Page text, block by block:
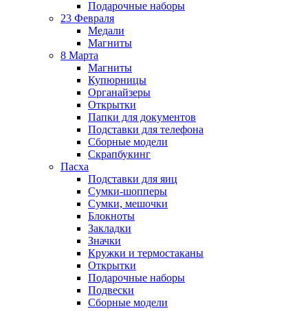
Подарочные наборы
23 Февраля
Медали
Магниты
8 Марта
Магниты
Купюрницы
Органайзеры
Открытки
Папки для документов
Подставки для телефона
Сборные модели
Скрапбукинг
Пасха
Подставки для яиц
Сумки-шопперы
Сумки, мешочки
Блокноты
Закладки
Значки
Кружки и термостаканы
Открытки
Подарочные наборы
Подвески
Сборные модели